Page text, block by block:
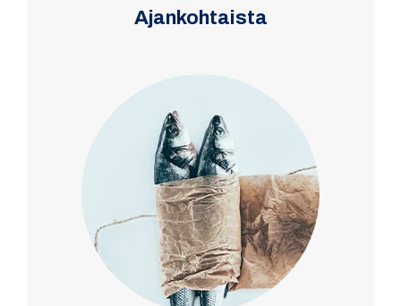
Ajankohtaista